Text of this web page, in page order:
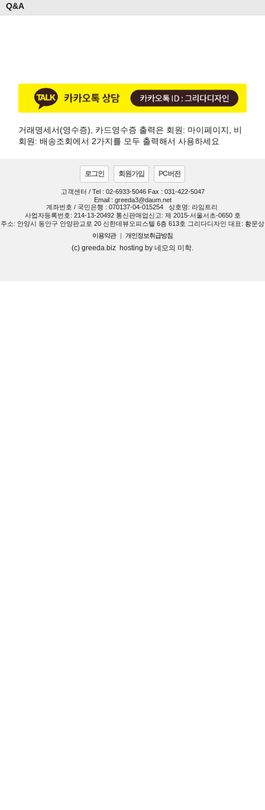
Q&A
거래명세서(영수증), 카드영수증 출력은 회원: 마이페이지, 비
회원: 배송조회에서 2가지를 모두 출력해서 사용하세요
로그인 회원가입 PC버전
고객센터 / Tel : 02-6933-5046 Fax : 031-422-5047
Email : greeda3@daum.net
계좌번호 / 국민은행 : 070137-04-015254
상호명: 라임트리
사업자등록번호: 214-13-20492 통신판매업신고: 제 2015-서울서초-0650 호
주소: 안양시 동안구 안양판교로 20 신한데뷰오피스텔 6층 613호 그리다디자인 대표: 황문상
이용약관
| 개인정보취급방침
(c) greeda.biz hosting by 네모의 미학.